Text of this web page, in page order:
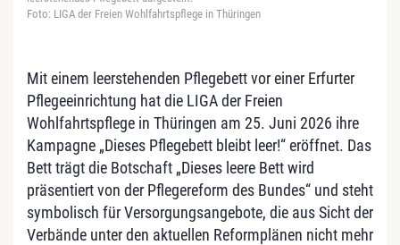
Foto: LIGA der Freien Wohlfahrtspflege in Thüringen
Mit einem leerstehenden Pflegebett vor einer Erfurter
Pflegeeinrichtung hat die LIGA der Freien
Wohlfahrtspflege in Thüringen am 25. Juni 2026 ihre
Kampagne „Dieses Pflegebett bleibt leer!“ eröffnet. Das
Bett trägt die Botschaft „Dieses leere Bett wird
präsentiert von der Pflegereform des Bundes“ und steht
symbolisch für Versorgungsangebote, die aus Sicht der
Verbände unter den aktuellen Reformplänen nicht mehr